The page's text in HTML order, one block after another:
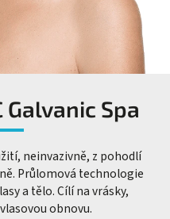
Galvanic Spa
neinvazivně, z pohodlí
Průlomová technologie
a tělo. Cílí na vrásky,
obnovu.